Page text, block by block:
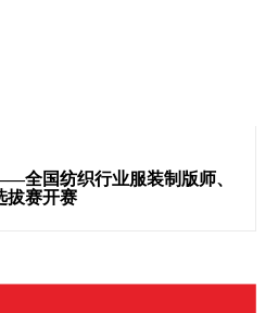
全国纺织行业服装制版师、
拔赛开赛